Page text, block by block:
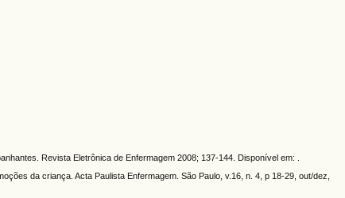
Revista Eletrônica de Enfermagem 2008; 137-144. Disponível em: .
da criança. Acta Paulista Enfermagem. São Paulo, v.16, n. 4, p 18-29, out/dez,